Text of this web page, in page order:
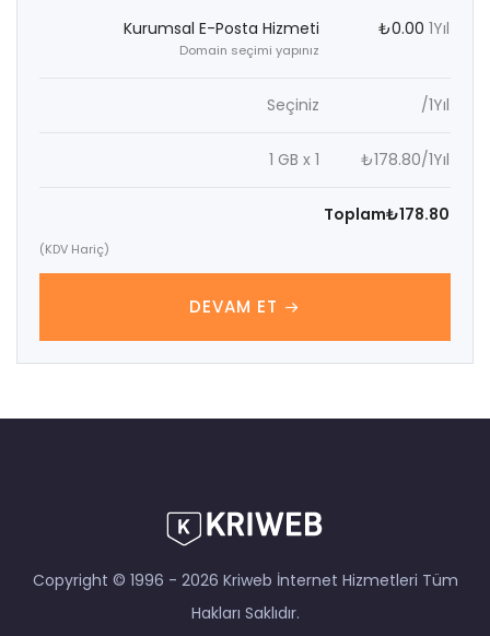
Kurumsal E-Posta Hizmeti
Domain seçimi yapınız
₺0.00 1Yıl
Seçiniz /1Yıl
1 GB x 1 ₺178.80/1Yıl
Toplam₺178.80
(KDV Hariç)
DEVAM ET
Copyright © 1996 - 2026 Kriweb İnternet Hizmetleri Tüm
Hakları Saklıdır.